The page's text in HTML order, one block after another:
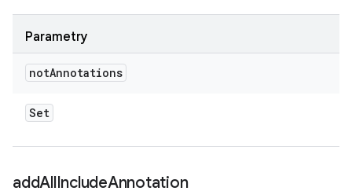
Parametry
notAnnotations
Set
addAllIncludeAnnotation